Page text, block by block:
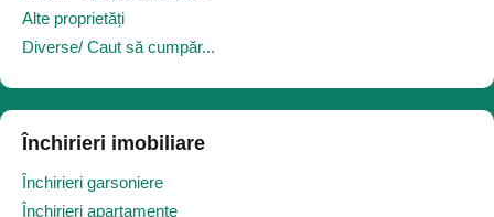
Alte proprietăți
Diverse/ Caut să cumpăr...
Închirieri imobiliare
Închirieri garsoniere
Închirieri apartamente